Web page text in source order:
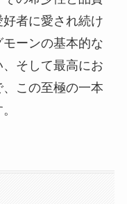
者に愛され続け
ーンの基本的な
そして最高にお
この至極の一本